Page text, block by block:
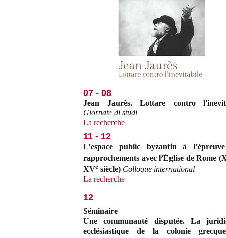
07 - 08
Jean Jaurès. Lottare contro
Giornate di studi
La recherche
11 - 12
L’espace public byzantin à
rapprochements avec l’Église de Rome
XVe siècle) Colloque international
La recherche
12
Séminaire
Une communauté disputée. La
ecclésiastique de la colonie